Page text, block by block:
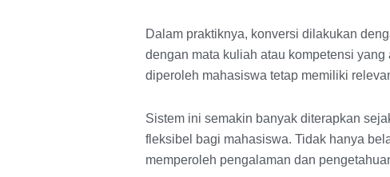
Dalam praktiknya, konversi dilakukan
dengan mata kuliah atau kompetensi
diperoleh mahasiswa tetap memiliki
Sistem ini semakin banyak diterapkan
fleksibel bagi mahasiswa. Tidak hanya
memperoleh pengalaman dan